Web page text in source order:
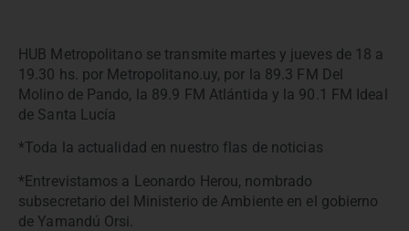
HUB Metropolitano se transmite martes y jueves de 18 a
19.30 hs. por Metropolitano.uy, por la 89.3 FM Del
Molino de Pando, la 89.9 FM Atlántida y la 90.1 FM Ideal
de Santa Lucía
*Toda la actualidad en nuestro flas de noticias
*Entrevistamos a Leonardo Herou, nombrado
subsecretario del Ministerio de Ambiente en el gobierno
de Yamandú Orsi.